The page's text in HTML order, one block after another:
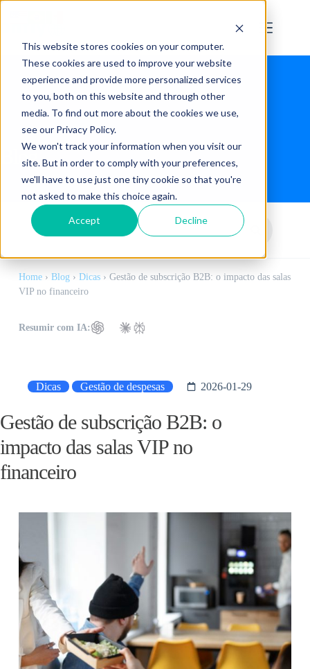
This website stores cookies on your computer.
These cookies are used to improve your website
experience and provide more personalized services
to you, both on this website and through other
media. To find out more about the cookies we use,
see our Privacy Policy.
We won't track your information when you visit our
site. But in order to comply with your preferences,
we'll have to use just one tiny cookie so that you're
not asked to make this choice again.
Accept Decline
Blog
Home› Blog› Dicas› Gestão de subscrição B2B: o impacto das salas
VIP no financeiro
Resumir com IA:
Dicas Gestão de despesas 2026-01-29
Gestão de subscrição B2B: o
impacto das salas VIP no
financeiro